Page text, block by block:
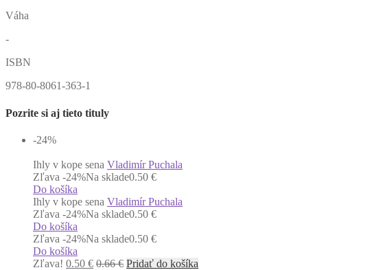
Váha
-
ISBN
978-80-8061-363-1
Pozrite si aj tieto tituly
-24%
Ihly v kope sena Vladimír Puchala
Zľava -24%Na sklade0.50 €
Do košíka
Ihly v kope sena Vladimír Puchala
Zľava -24%Na sklade0.50 €
Do košíka
Zľava -24%Na sklade0.50 €
Do košíka
Zľava! 0.50 € 0.66€ Pridať do košíka